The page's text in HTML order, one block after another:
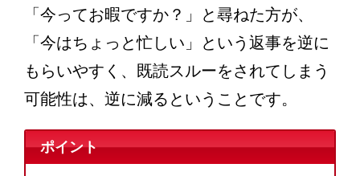
「今ってお暇ですか？」と尋ねた方が、
「今はちょっと忙しい」という返事を逆に
もらいやすく、既読スルーをされてしまう
可能性は、逆に減るということです。
ポイント